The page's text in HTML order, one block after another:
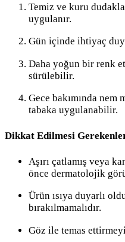
Temiz ve kuru
uygulanır.
Gün içinde ihtiyaç
Daha yoğun bir renk
sürülebilir.
Gece bakımında nem
tabaka uygulanabilir.
Dikkat Edilmesi
Aşırı çatlamış veya
önce dermatolojik
Ürün ısıya duyarlı
bırakılmamalıdır.
Göz ile temas